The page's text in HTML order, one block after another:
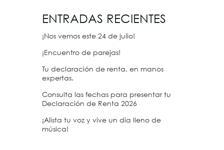
ENTRADAS RECIENTES
¡Nos vemos este 24 de julio!
¡Encuentro de parejas!
Tu declaración de renta, en manos
expertas.
Consulta las fechas para presentar tu
Declaración de Renta 2026
¡Alista tu voz y vive un día lleno de
música!